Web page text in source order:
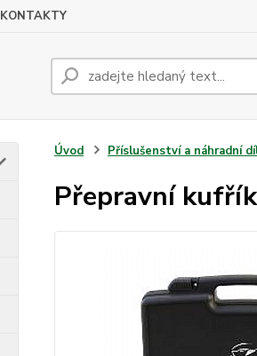
KONTAKTY
Úvod Příslušenství a náhradní
Přepravní